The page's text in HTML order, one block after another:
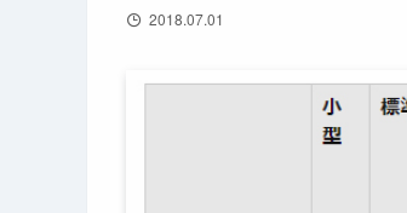
2018.07.01